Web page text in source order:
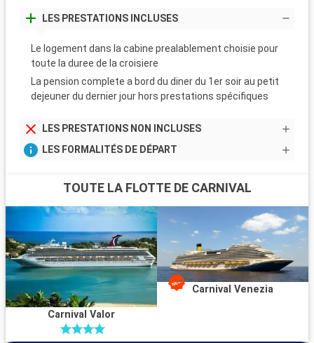
LES PRESTATIONS INCLUSES
Le logement dans la cabine prealablement choisie pour
toute la duree de la croisiere
La pension complete a bord du diner du 1er soir au petit
dejeuner du dernier jour hors prestations spécifiques
LES PRESTATIONS NON INCLUSES
LES FORMALITÉS DE DÉPART
TOUTE LA FLOTTE DE CARNIVAL
Carnival Valor
Carnival Venezia